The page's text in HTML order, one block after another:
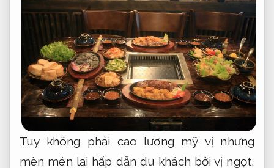
Tuy không phải cao lương mỹ vị nhưng
mèn mén lại hấp dẫn du khách bởi vị ngọt,